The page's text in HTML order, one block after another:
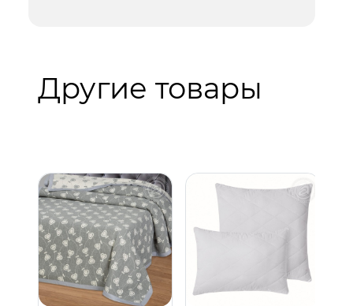
Другие товары